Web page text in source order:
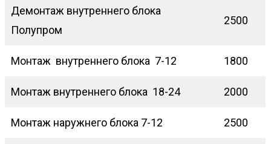
Демонтаж внутреннего блока
Полупром
2500
Монтаж внутреннего блока 7-12 1800
Монтаж внутреннего блока 18-24 2000
Монтаж наружнего блока 7-12 2500